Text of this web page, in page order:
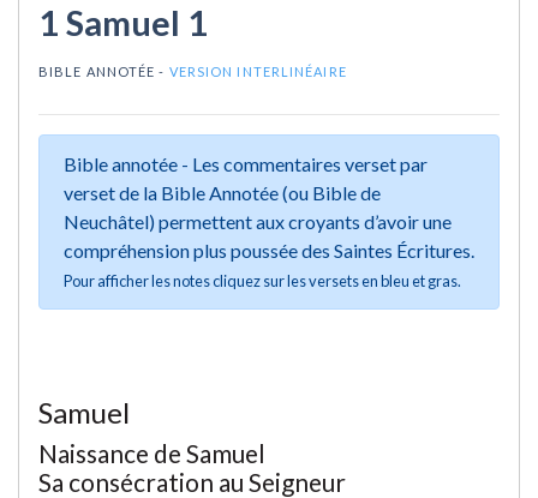
1 Samuel 1
BIBLE ANNOTÉE - VERSION INTERLINÉAIRE
Bible annotée - Les commentaires verset par
verset de la Bible Annotée (ou Bible de
Neuchâtel) permettent aux croyants d’avoir une
compréhension plus poussée des Saintes Écritures.
Pour afficher les notes cliquez sur les versets en bleu et gras.
Samuel
Naissance de Samuel
Sa consécration au Seigneur